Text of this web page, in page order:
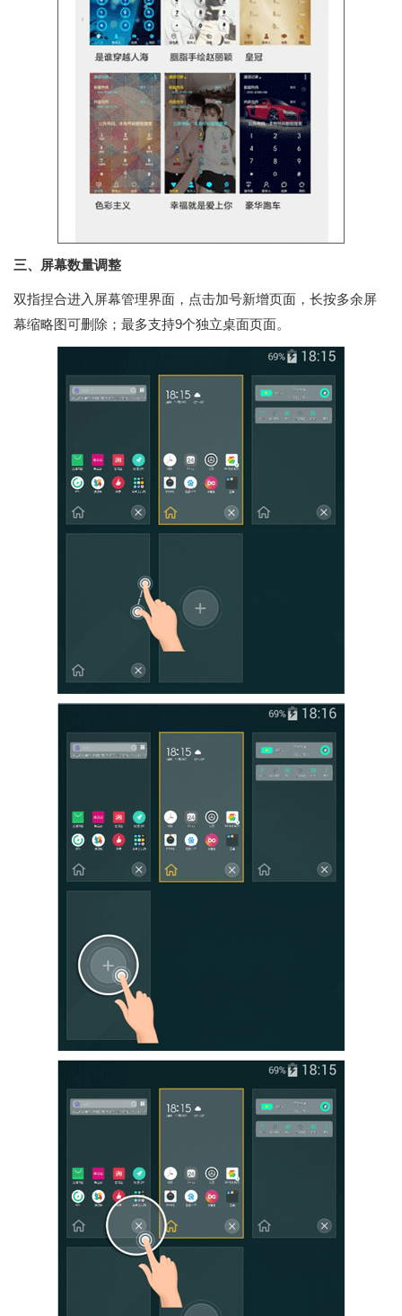
三、屏幕数量调整
双指捏合进入屏幕管理界面，点击加号新增页面，长按多余屏
幕缩略图可删除；最多支持9个独立桌面页面。